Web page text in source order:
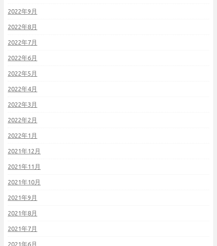
2022年9月
2022年8月
2022年7月
2022年6月
2022年5月
2022年4月
2022年3月
2022年2月
2022年1月
2021年12月
2021年11月
2021年10月
2021年9月
2021年8月
2021年7月
2021年6月